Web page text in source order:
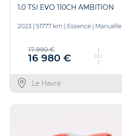
1.0 TSI EVO 110CH AMBITION
2023 | 51777 km | Essence | Manuelle
17 990 €
16 980 € OU
Le Havre